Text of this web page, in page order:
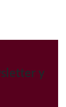
y